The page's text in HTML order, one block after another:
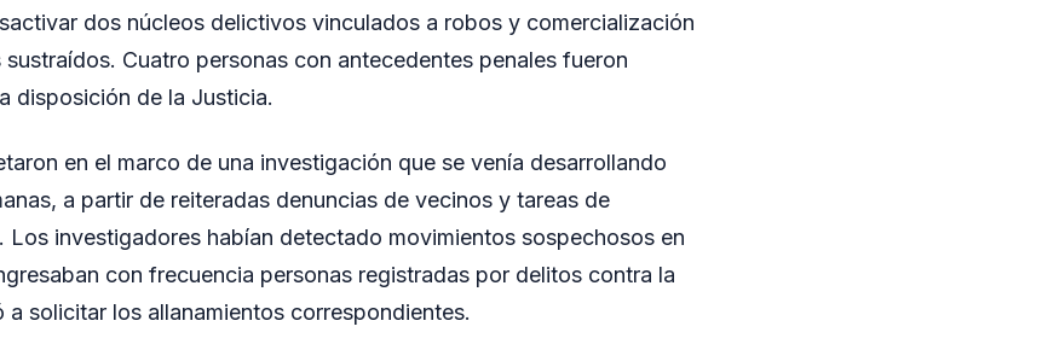
dos núcleos delictivos vinculados a robos y comercialización
Cuatro personas con antecedentes penales fueron
disposición de la Justicia.
en el marco de una investigación que se venía desarrollando
a partir de reiteradas denuncias de vecinos y tareas de
Los investigadores habían detectado movimientos sospechosos en
con frecuencia personas registradas por delitos contra la
solicitar los allanamientos correspondientes.